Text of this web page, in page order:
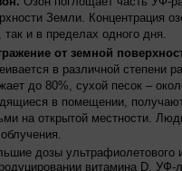
Земли. Концентрация
так и в пределах одного дня.
от земной
в различной степени
до 80%, сухой песок –
в помещении,
на открытой местности.
дозы ультрафиолетового
витамина D.